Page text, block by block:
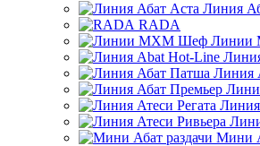
Линия
RADA
Линия
Линия
Мини